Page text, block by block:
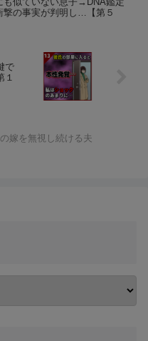
撃の事実が判明し…【第５
で
嫁を無視し続ける夫